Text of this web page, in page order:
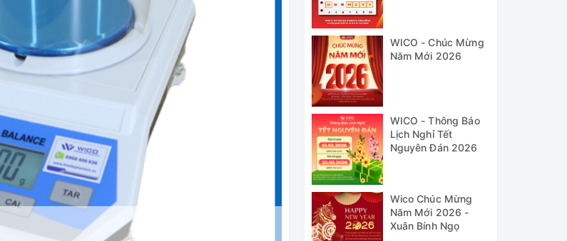
WICO - Chúc Mừng
Năm Mới 2026
WICO - Thông Báo
Lịch Nghỉ Tết
Nguyên Đán 2026
Wico Chúc Mừng
Năm Mới 2026 -
Xuân Bính Ngọ